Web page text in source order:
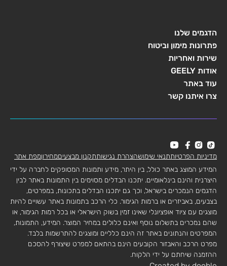
הדגמים שלנו
פתרונות מימון וביטוח
שירות ואחריות
אודות GEELY
עוד באתר
צרו איתנו קשר
מדיניות הפרטיותתנאי שימושהצהרת נגישותתקנון מבצעיםמחירוןמפת אתר
המידע המוצג באתר כולל, בין היתר, מידע ותמונות המסופקים לחברה על ידי
היצרנית והינם בינלאומיים. יתכנו הבדלים מסוימים בין התמונות באתר לבין
הדגמים הנמכרים בישראל, וכך גם יתכנו הבדלים בתכונות, במפרטים,
בצבעים, באביזרים או ברמות הגימור. כלי הרכב בתמונות באתר עשויים להיות
מוצגים עם ציוד אופציונלי שאינו זמין בשוק הישראלי או בכל רמות הגימור, או
שהם נמכרים בתשלום נוסף ואינם כלולים במחיר המוצר. המידע, התמונות,
המפרטים והנתונים באתר זה הינם כלליים ומוצגים להתרשמות בלבד.
מפרט הרכב והאבזור הקובעים הינם בהתאם למפרט שיצורף להסכם
ההזמנה שיחתם על ידי הלקוח.